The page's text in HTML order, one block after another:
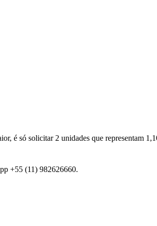
é só solicitar 2 unidades que representam
+55 (11) 982626660.